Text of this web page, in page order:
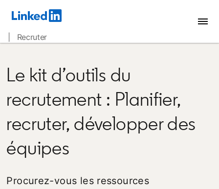
| Recruter
Le kit d’outils du
recrutement : Planifier,
recruter, développer des
équipes
Procurez-vous les ressources